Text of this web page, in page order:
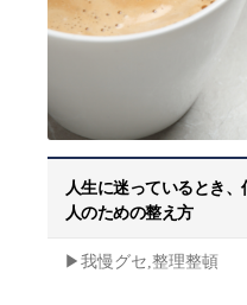
人生に迷っているとき
人のための整え方
▶︎我慢グセ,整理整頓